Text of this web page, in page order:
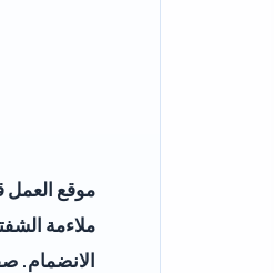
موقع العمل
ملاءمة
الانضمام.